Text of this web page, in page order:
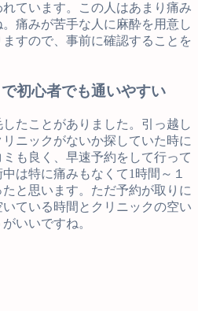
ています。この人はあまり痛み
痛みが苦手な人に麻酔を用意し
すので、事前に確認することを
初心者でも通いやすい
たことがありました。引っ越し
ニックがないか探していた時に
も良く、早速予約をして行って
は特に痛みもなくて1時間～１
と思います。ただ予約が取りに
ている時間とクリニックの空い
いいですね。